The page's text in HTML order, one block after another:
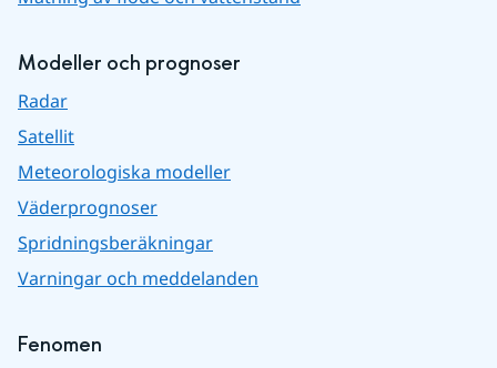
Modeller och prognoser
Radar
Satellit
Meteorologiska modeller
Väderprognoser
Spridningsberäkningar
Varningar och meddelanden
Fenomen